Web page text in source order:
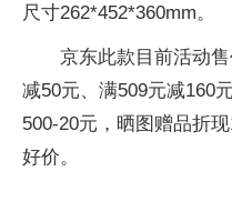
尺寸262*452*360mm。
京东此款目前活动
减50元、满509元减160
500-20元，晒图赠品折
好价。